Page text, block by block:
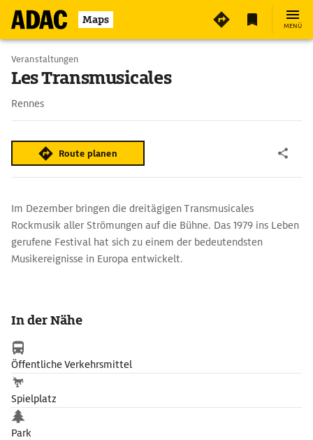
Maps MENÜ
Veranstaltungen
Les Transmusicales
Rennes
Route planen
Im Dezember bringen die dreitägigen Transmusicales
Rockmusik aller Strömungen auf die Bühne. Das 1979 ins Leben
gerufene Festival hat sich zu einem der bedeutendsten
Musikereignisse in Europa entwickelt.
In der Nähe
Öffentliche Verkehrsmittel
Spielplatz
Park